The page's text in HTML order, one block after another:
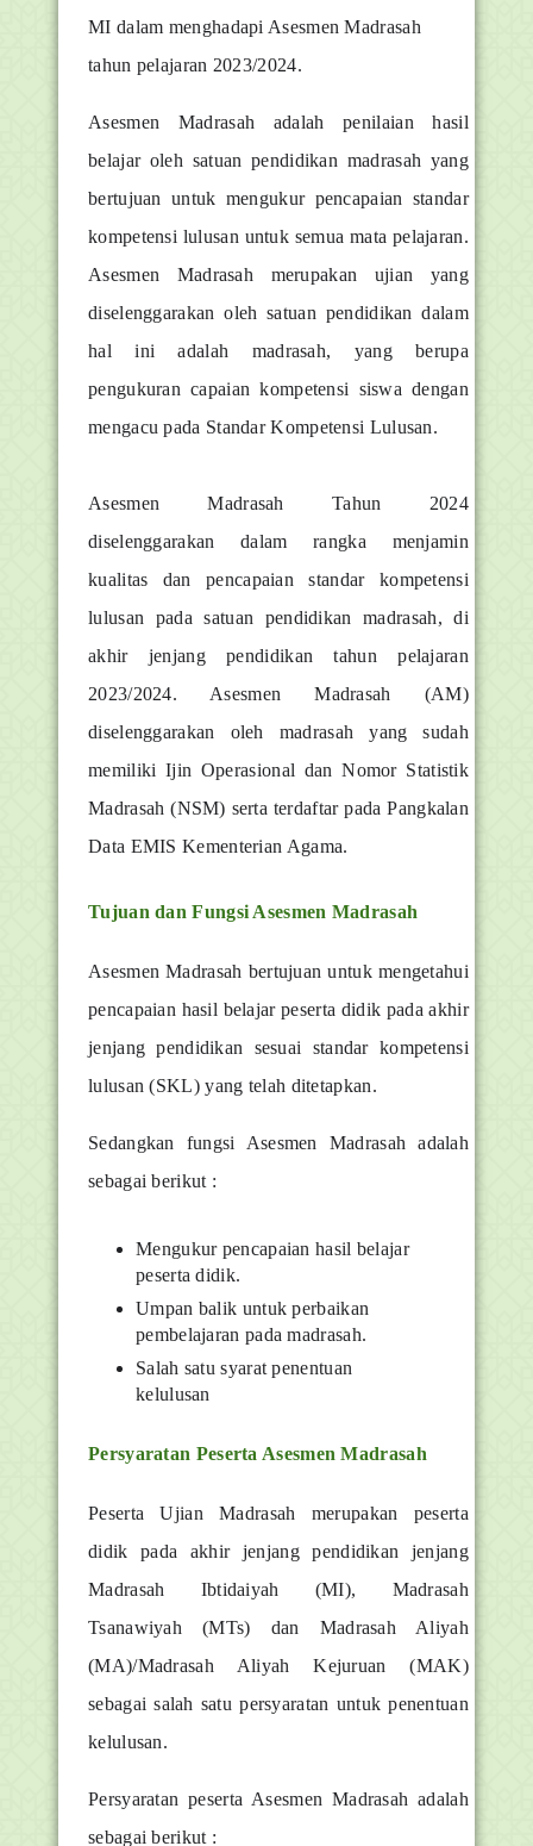
MI dalam menghadapi Asesmen Madrasah
tahun pelajaran 2023/2024.
Asesmen Madrasah adalah penilaian hasil
belajar oleh satuan pendidikan madrasah yang
bertujuan untuk mengukur pencapaian standar
kompetensi lulusan untuk semua mata pelajaran.
Asesmen Madrasah merupakan ujian yang
diselenggarakan oleh satuan pendidikan dalam
hal ini adalah madrasah, yang berupa
pengukuran capaian kompetensi siswa dengan
mengacu pada Standar Kompetensi Lulusan.
Asesmen Madrasah Tahun 2024
diselenggarakan dalam rangka menjamin
kualitas dan pencapaian standar kompetensi
lulusan pada satuan pendidikan madrasah, di
akhir jenjang pendidikan tahun pelajaran
2023/2024. Asesmen Madrasah (AM)
diselenggarakan oleh madrasah yang sudah
memiliki Ijin Operasional dan Nomor Statistik
Madrasah (NSM) serta terdaftar pada Pangkalan
Data EMIS Kementerian Agama.
Tujuan dan Fungsi Asesmen Madrasah
Asesmen Madrasah bertujuan untuk mengetahui
pencapaian hasil belajar peserta didik pada akhir
jenjang pendidikan sesuai standar kompetensi
lulusan (SKL) yang telah ditetapkan.
Sedangkan fungsi Asesmen Madrasah adalah
sebagai berikut :
Mengukur pencapaian hasil belajar
peserta didik.
Umpan balik untuk perbaikan
pembelajaran pada madrasah.
Salah satu syarat penentuan
kelulusan
Persyaratan Peserta Asesmen Madrasah
Peserta Ujian Madrasah merupakan peserta
didik pada akhir jenjang pendidikan jenjang
Madrasah Ibtidaiyah (MI), Madrasah
Tsanawiyah (MTs) dan Madrasah Aliyah
(MA)/Madrasah Aliyah Kejuruan (MAK)
sebagai salah satu persyaratan untuk penentuan
kelulusan.
Persyaratan peserta Asesmen Madrasah adalah
sebagai berikut :